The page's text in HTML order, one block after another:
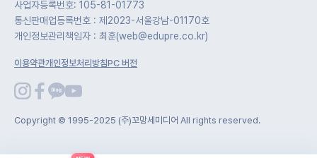
사업자등록번호: 105-81-01773
통신판매업등록번호 : 제2023-서울강남-01170호
개인정보관리책임자 : 최훈(web@edupre.co.kr)
이용약관개인정보처리방침PC 버전
Copyright © 1995-2025 (주)꼬망세미디어 All rights reserved.